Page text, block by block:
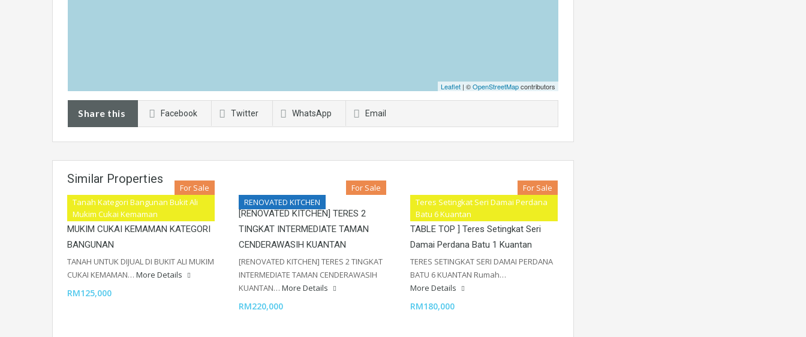
Leaflet | ©OpenStreetMapcontributors
Share this Facebook Twitter WhatsApp Email
Similar Properties
Tanah Kategori Bangunan Bukit Ali
Mukim Cukai Kemaman
For Sale
TANAH UNTUK DIJUAL DI BUKIT ALI
MUKIM CUKAI KEMAMAN KATEGORI
BANGUNAN
TANAH UNTUK DIJUAL DI BUKIT ALI MUKIM
CUKAI KEMAMAN… More Details
RM125,000
RENOVATED KITCHEN
For Sale
[RENOVATED KITCHEN] TERES 2
TINGKAT INTERMEDIATE TAMAN
CENDERAWASIH KUANTAN
[RENOVATED KITCHEN] TERES 2 TINGKAT
INTERMEDIATE TAMAN CENDERAWASIH
KUANTAN… More Details
RM220,000
Teres Setingkat Seri Damai Perdana
Batu 6 Kuantan
For Sale
[ LORONG LUAS SIAP RENOVATED
TABLE TOP ] Teres Setingkat Seri
Damai Perdana Batu 1 Kuantan
TERES SETINGKAT SERI DAMAI PERDANA
BATU 6 KUANTAN Rumah…
More Details
RM180,000